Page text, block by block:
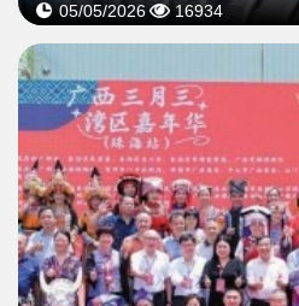
05/05/2026 16934